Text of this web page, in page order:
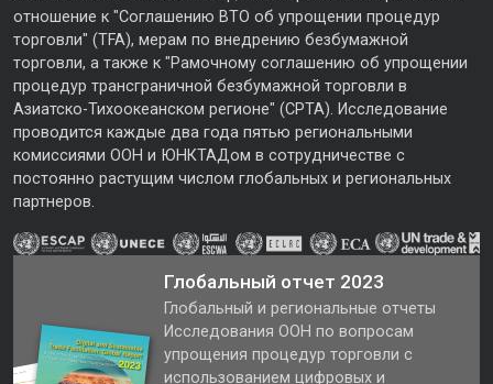
отношение к "Соглашению ВТО об упрощении процедур
торговли" (TFA), мерам по внедрению безбумажной
торговли, а также к "Рамочному соглашению об упрощении
процедур трансграничной безбумажной торговли в
Азиатско-Тихоокеанском регионе" (CPTA). Исследование
проводится каждые два года пятью региональными
комиссиями ООН и ЮНКТАДом в сотрудничестве с
постоянно растущим числом глобальных и региональных
партнеров.
Глобальный отчет 2023
Глобальный и региональные отчеты
Исследования ООН по вопросам
упрощения процедур торговли с
использованием цифровых и